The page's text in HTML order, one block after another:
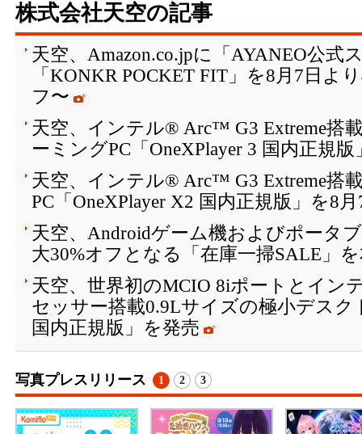
株式会社天空の記事
天空、Amazon.co.jpに「AYANEO公式
「KONKR POCKET FIT」を8月7日よ
フ〜
天空、インテル® Arc™ G3 Extreme搭
ーミングPC「OneXPlayer 3 国内正規
天空、インテル® Arc™ G3 Extreme搭
PC「OneXPlayer X2 国内正規版」を8
天空、Androidゲーム機およびポータ
大30%オフとなる「在庫一掃SALE」
天空、世界初のMCIO 8iポートとイン
セッサー搭載0.9Lサイズの極小デスク
国内正規版」を発売
写真プレスリリース 1 2 3